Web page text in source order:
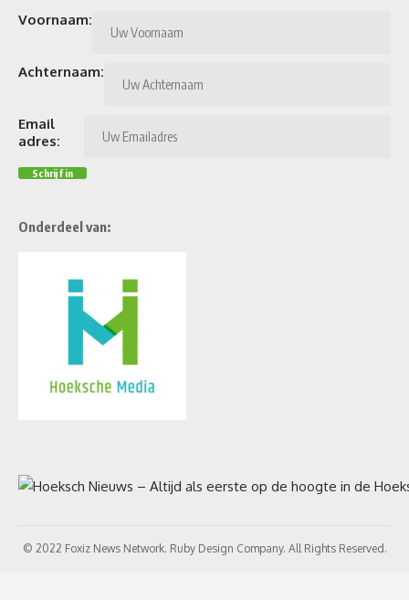
Voornaam:
Achternaam:
Email
adres:
Onderdeel van:
© 2022 Foxiz News Network. Ruby Design Company. All Rights Reserved.